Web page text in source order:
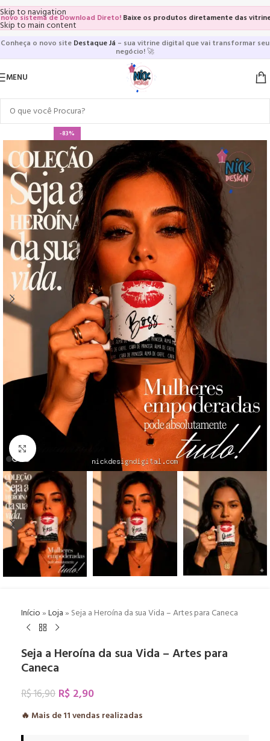
Skip to navigation
Skip to main content
sistema de Download Direto!Baixe os produtos diretamente das vitrines e
Conheça o novo site Destaque Já – sua vitrine digital que vai transformar seu
negócio!🚀
MENU
-83%
Click to enlarge
Início»Loja» Seja a Heroína da sua Vida – Artes para Caneca
Seja a Heroína da sua Vida – Artes para
Caneca
R$16,90 R$ 2,90
🔥 Mais de11vendas realizadas